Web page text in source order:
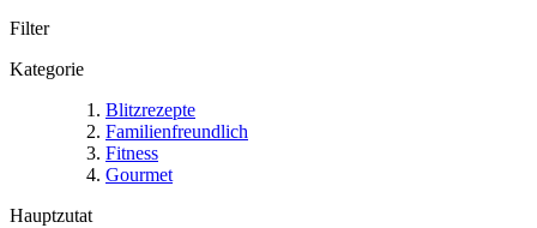
Filter
Kategorie
Blitzrezepte
Familienfreundlich
Fitness
Gourmet
Hauptzutat